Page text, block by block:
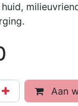
Aan